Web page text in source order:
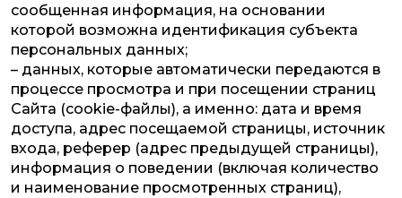
сообщенная информация, на основании
которой возможна идентификация субъекта
персональных данных;
– данных, которые автоматически передаются в
процессе просмотра и при посещении страниц
Сайта (cookie-файлы), а именно: дата и время
доступа, адрес посещаемой страницы, источник
входа, реферер (адрес предыдущей страницы),
информация о поведении (включая количество
и наименование просмотренных страниц),